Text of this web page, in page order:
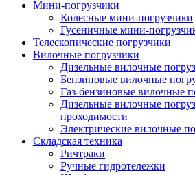
Мини-погрузчики
Колесные мини-погрузчики
Гусеничные мини-
Телескопические погрузчики
Вилочные погрузчики
Дизельные вилочные
Бензиновые вилочные
Газ-бензиновые вилочные
Дизельные вилочные
проходимости
Электрические вилочные
Складская техника
Ричтраки
Ручные гидротележки